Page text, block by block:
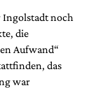
Ingolstadt noch
die
Aufwand“
das
war